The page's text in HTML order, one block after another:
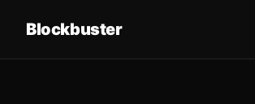
Blockbuster